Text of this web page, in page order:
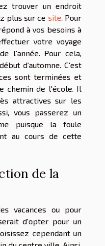
trouver un endroit
plus sur ce site . Pour
à vos besoins à
votre voyage
l'année. Pour cela,
d'automne. C'est
sont terminées et
chemin de l'école. Il
attractives sur les
vous passerez un
puisque la foule
au cours de cette
de la
vacances ou pour
d'opter pour un
cependant un